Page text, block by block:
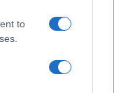
to
a Olbia e in